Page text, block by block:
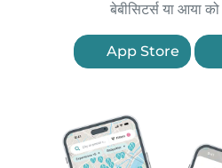
बेबीसिटर्स या आया
App Store